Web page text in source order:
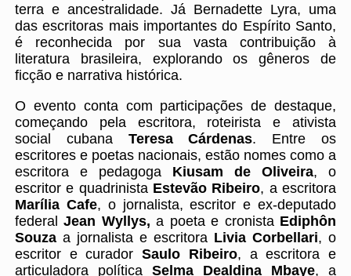
terra e ancestralidade. Já Bernadette Lyra, uma
das escritoras mais importantes do Espírito Santo,
é reconhecida por sua vasta contribuição à
literatura brasileira, explorando os gêneros de
ficção e narrativa histórica.
O evento conta com participações de destaque,
começando pela escritora, roteirista e ativista
social cubana Teresa Cárdenas. Entre os
escritores e poetas nacionais, estão nomes como a
escritora e pedagoga Kiusam de Oliveira, o
escritor e quadrinista Estevão Ribeiro, a escritora
Marília Cafe, o jornalista, escritor e ex-deputado
federalJean Wyllys, a poeta e cronistaEdiphôn
Souza a jornalista e escritora Livia Corbellari, o
escritor e curadorSaulo Ribeiro, a escritora e
articuladora política Selma Dealdina Mbaye, a